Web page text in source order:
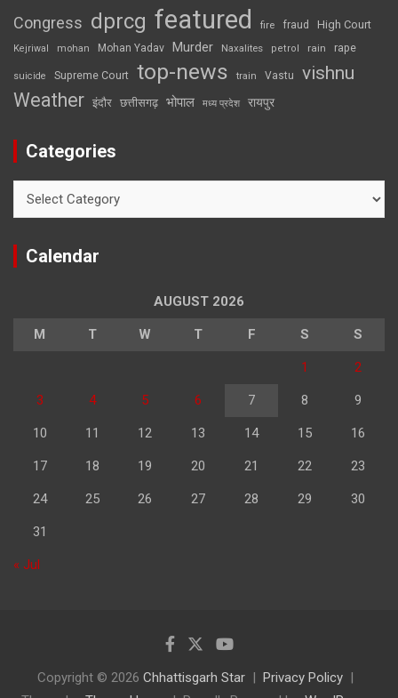
Congress dprcg featured fire fraud High Court
Kejriwal mohan Mohan Yadav Murder Naxalites petrol rain rape
suicide Supreme Court top-news train Vastu vishnu
Weather इंदौर छत्तीसगढ़ भोपाल मध्य प्रदेश रायपुर
Categories
Calendar
AUGUST 2026
M T W T F S S
1 2
3 4 5 6 7 8 9
10 11 12 13 14 15 16
17 18 19 20 21 22 23
24 25 26 27 28 29 30
31
« Jul
Copyright © 2026 Chhattisgarh Star
Privacy Policy